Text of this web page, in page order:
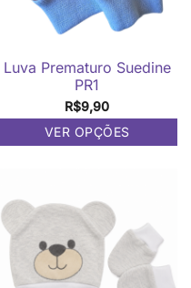
Luva Prematuro Suedine
PR1
R$9,90
VER OPÇÕES
várias
variantes.
opções
podem